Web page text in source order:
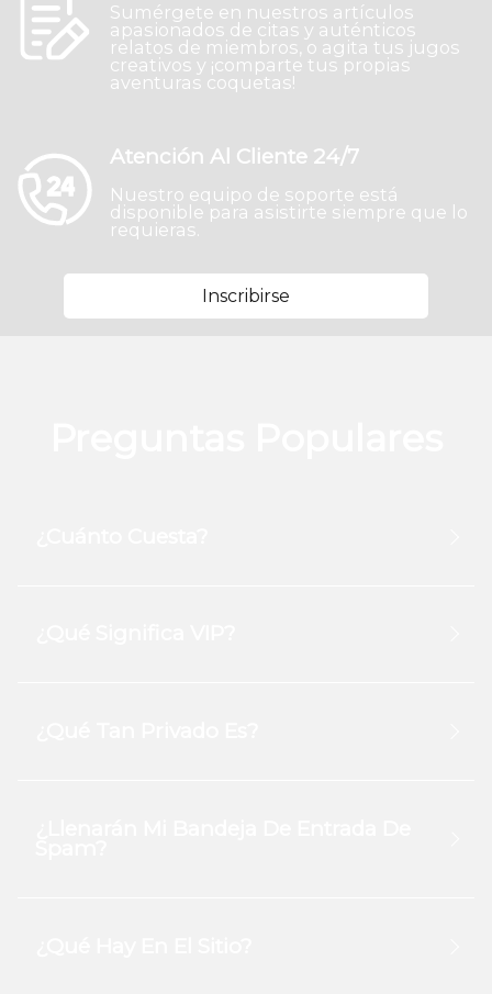
Sumérgete en nuestros artículos
apasionados de citas y auténticos
relatos de miembros, o agita tus jugos
creativos y ¡comparte tus propias
aventuras coquetas!
Atención Al Cliente 24/7
Nuestro equipo de soporte está
disponible para asistirte siempre que lo
requieras.
Inscribirse